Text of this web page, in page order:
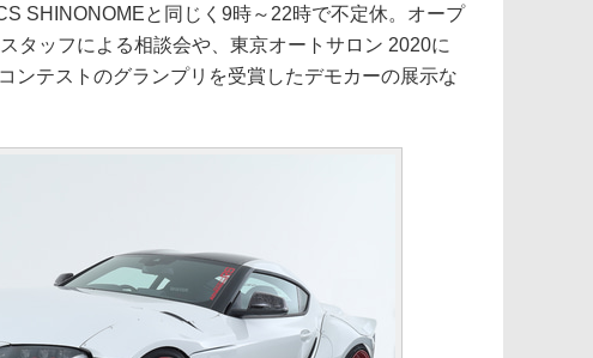
SHINONOMEと同じく9時～22時で不定休。オープ
タッフによる相談会や、東京オートサロン 2020に
ンテストのグランプリを受賞したデモカーの展示な